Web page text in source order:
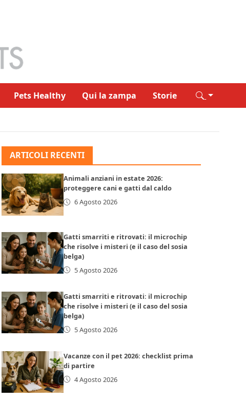
Pets Healthy Qui la zampa Storie
ARTICOLI RECENTI
Animali anziani in estate 2026:
proteggere cani e gatti dal caldo
6 Agosto 2026
Gatti smarriti e ritrovati: il microchip
che risolve i misteri (e il caso del sosia
belga)
5 Agosto 2026
Gatti smarriti e ritrovati: il microchip
che risolve i misteri (e il caso del sosia
belga)
5 Agosto 2026
Vacanze con il pet 2026: checklist prima
di partire
4 Agosto 2026